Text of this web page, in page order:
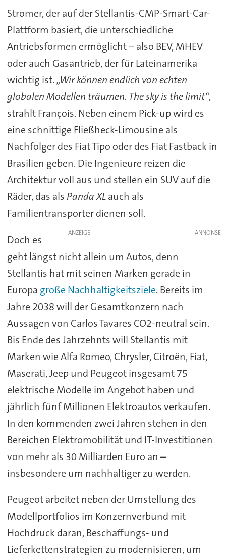
Stromer, der auf der Stellantis-CMP-Smart-Car-
Plattform basiert, die unterschiedliche
Antriebsformen ermöglicht – also BEV, MHEV
oder auch Gasantrieb, der für Lateinamerika
wichtig ist.„Wir können endlich von echten
globalen Modellen träumen. The sky is the limit“,
strahlt François. Neben einem Pick-up wird es
eine schnittige Fließheck-Limousine als
Nachfolger des Fiat Tipo oder des Fiat Fastback in
Brasilien geben. Die Ingenieure reizen die
Architektur voll aus und stellen ein SUV auf die
Räder, das als Panda XLauch als
Familientransporter dienen soll.
ANZEIGE
Doch es
geht längst nicht allein um Autos, denn
Stellantis hat mit seinen Marken gerade in
Europa große Nachhaltigkeitsziele. Bereits im
Jahre 2038 will der Gesamtkonzern nach
Aussagen von Carlos Tavares CO2-neutral sein.
Bis Ende des Jahrzehnts will Stellantis mit
Marken wie Alfa Romeo, Chrysler, Citroën, Fiat,
Maserati, Jeep und Peugeot insgesamt 75
elektrische Modelle im Angebot haben und
jährlich fünf Millionen Elektroautos verkaufen.
In den kommenden zwei Jahren stehen in den
Bereichen Elektromobilität und IT-Investitionen
von mehr als 30 Milliarden Euro an –
insbesondere um nachhaltiger zu werden.
Peugeot arbeitet neben der Umstellung des
Modellportfolios im Konzernverbund mit
Hochdruck daran, Beschaffungs- und
Lieferkettenstrategien zu modernisieren, um